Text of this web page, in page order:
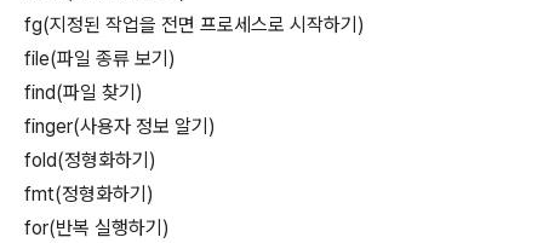
fg(지정된 작업을 전면 프로세스로 시작하기)
file(파일 종류 보기)
find(파일 찾기)
finger(사용자 정보 알기)
fold(정형화하기)
fmt(정형화하기)
for(반복 실행하기)